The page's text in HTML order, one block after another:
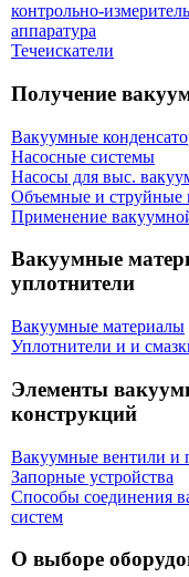
контрольно-
аппаратура
Течеискатели
Получение
Вакуумные
Насосные системы
Насосы для выс.
Объемные и струйные
Применение
Вакуумные
уплотнители
Вакуумные материалы
Уплотнители и и
Элементы
конструкций
Вакуумные вентили и
Запорные устройства
Способы соединения
систем
О выборе